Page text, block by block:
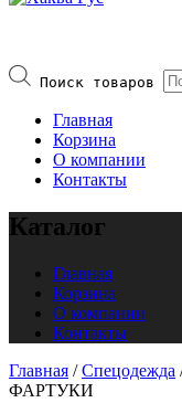
Поиск товаров
Главная
Корзина
О компании
Контакты
Каталог
Главная
Корзина
О компании
Контакты
Главная / Спецодежда
ФАРТУКИ